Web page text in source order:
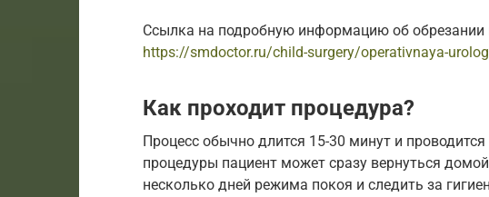
Ссылка на подробную информацию об
https://smdoctor.ru/child-surgery/operativnaya-
Как проходит процедура?
Процесс обычно длится 15-30 минут и
процедуры пациент может сразу вернуться
несколько дней режима покоя и следить за